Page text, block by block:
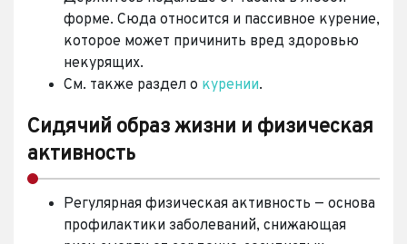
форме. Сюда относится и пассивное курение,
которое может причинить вред здоровью
некурящих.
См. также раздел о курении.
Сидячий образ жизни и физическая
активность
Регулярная физическая активность — основа
профилактики заболеваний, снижающая